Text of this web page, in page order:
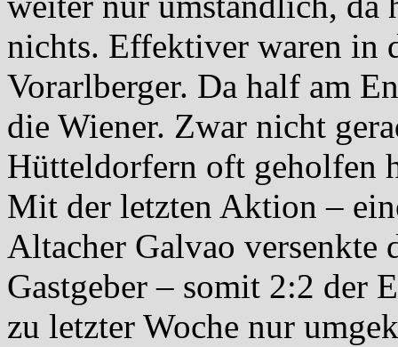
nichts. Effektiver waren in
Vorarlberger. Da half am
die Wiener. Zwar nicht
Hütteldorfern oft geholfen
Mit der letzten Aktion –
Altacher Galvao versenkte
Gastgeber – somit 2:2 der
zu letzter Woche nur